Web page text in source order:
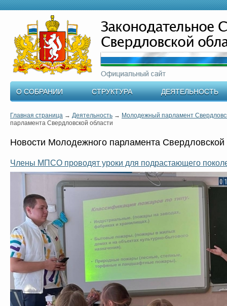
О СОБРАНИИ СТРУКТУРА ДЕЯТЕЛЬНОСТЬ
Главная страница → Деятельность → Молодежный парламент
парламента Свердловской области
Новости Молодежного парламента Свердловской
Члены МПСО проводят уроки для подрастающего